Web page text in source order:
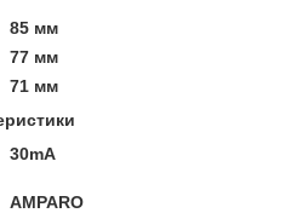
85 мм
77 мм
71 мм
30mA
AMPARO